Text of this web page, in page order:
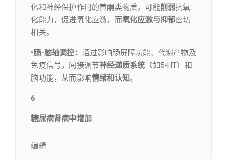
化和神经保护作用的黄酮类物质，可能削弱抗氧
化能力，促进氧化应激，而氧化应激与抑郁密切
相关。
•肠-脑轴调控： 通过影响肠屏障功能、代谢产物及
免疫信号，间接调节神经递质系统 （如5-HT）和
脑功能，从而影响情绪和认知。
6
糖尿病肾病中增加
编辑​